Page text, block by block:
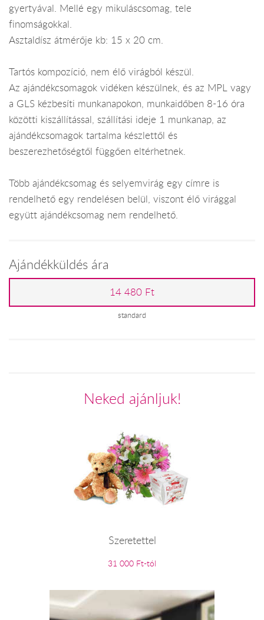
gyertyával. Mellé egy mikuláscsomag, tele
finomságokkal.
Asztaldísz átmérője kb: 15 x 20 cm.
Tartós kompozíció, nem élő virágból készül.
Az ajándékcsomagok vidéken készülnek, és az MPL vagy
a GLS kézbesíti munkanapokon, munkaidőben 8-16 óra
közötti kiszállítással, szállítási ideje 1 munkanap, az
ajándékcsomagok tartalma készlettől és
beszerezhetőségtől függően eltérhetnek.
Több ajándékcsomag és selyemvirág egy címre is
rendelhető egy rendelésen belül, viszont élő virággal
együtt ajándékcsomag nem rendelhető.
Ajándékküldés ára
14 480 Ft
standard
Neked ajánljuk!
Szeretettel
31 000 Ft-tól